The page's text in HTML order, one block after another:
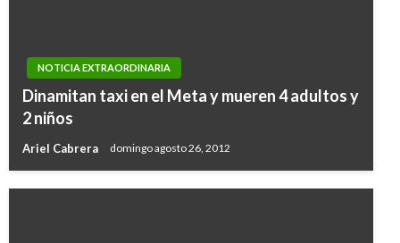
NOTICIA EXTRAORDINARIA
Dinamitan taxi en el Meta y mueren 4 adultos y
2 niños
Ariel Cabrera domingo agosto 26, 2012